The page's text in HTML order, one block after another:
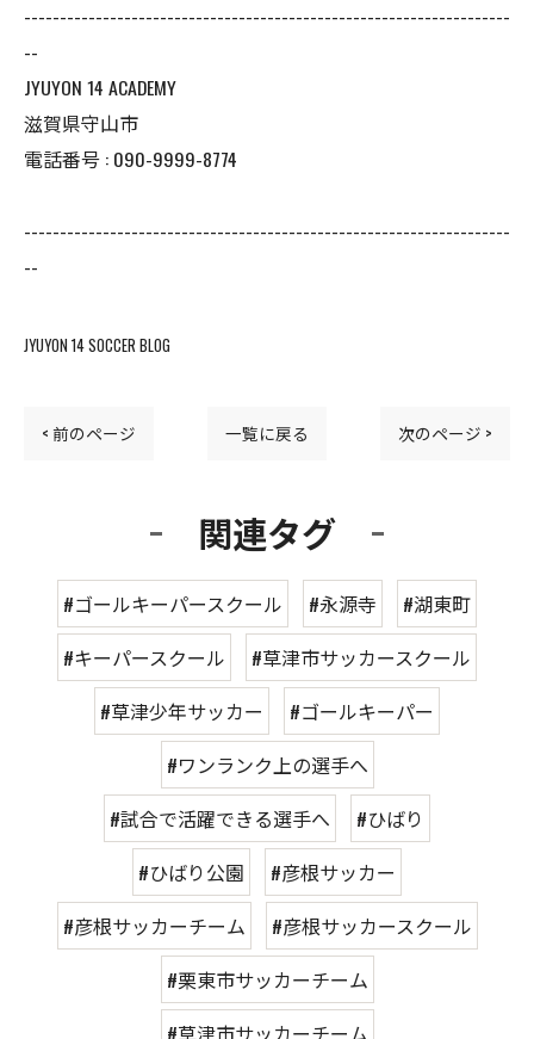
--------------------------------------------------------------------
--
JYUYON 14 ACADEMY
滋賀県守山市
電話番号 : 090-9999-8774
--------------------------------------------------------------------
--
JYUYON 14 SOCCER BLOG
< 前のページ 一覧に戻る 次のページ >
関連タグ
#ゴールキーパースクール #永源寺
#湖東町
#キーパースクール
#草津市サッカースクール
#草津少年サッカー
#ゴールキーパー
#ワンランク上の選手へ
#試合で活躍できる選手へ
#ひばり
#ひばり公園
#彦根サッカー
#彦根サッカーチーム
#彦根サッカースクール
#栗東市サッカーチーム
#草津市サッカーチーム